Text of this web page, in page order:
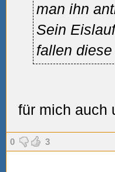
man ihn
Sein
fallen
für mich auch
0 3